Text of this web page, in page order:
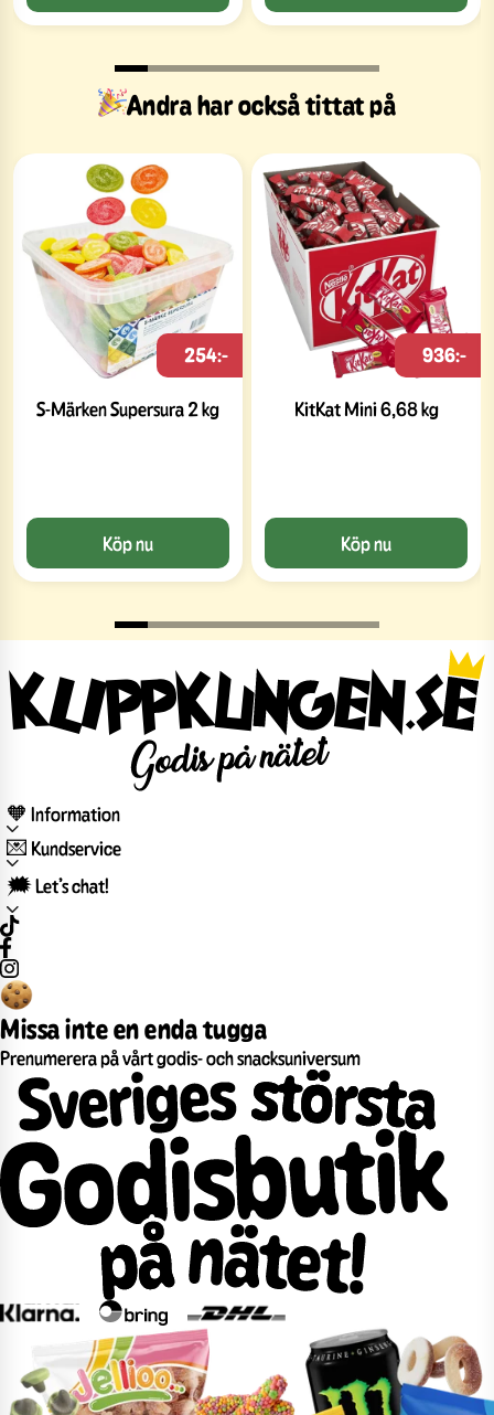
Andra har också tittat på
S-Märken Supersura 2 kg
254:-
Köp nu
KitKat Mini 6,68 kg
936:-
Köp nu
🧡 Information
💌 Kundservice
🗯️ Let’s chat!
Missa inte en enda tugga
Prenumerera på vårt godis- och snacksuniversum